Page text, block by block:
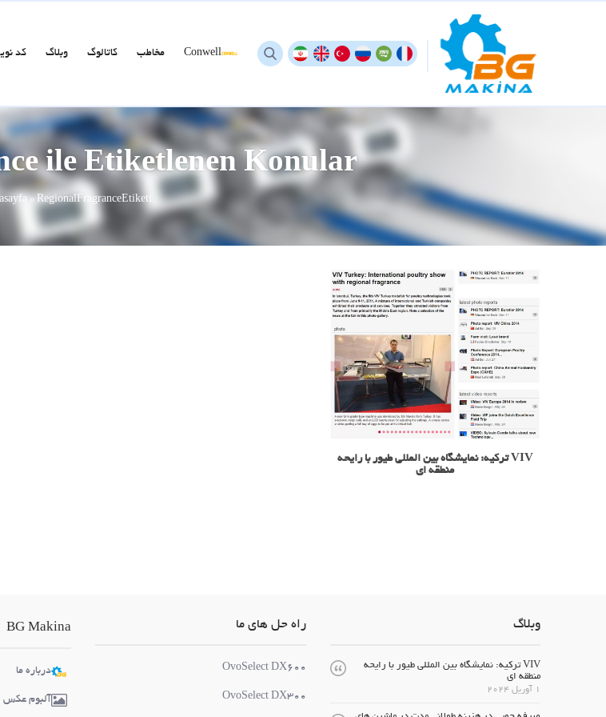
کد وبلاگ کاتالوگ مخاطب Conwell
ile Etiketlenen Konular
» RegionalFragranceEtiketi
VIV ترکیه: نمایشگاه بین المللی طیور با رایحه
منطقه ای
BG Makina
درباره ما
آلبوم عکس
راه حل های ما
OvoSelect DX600
OvoSelect DX300
وبلاگ
VIV ترکیه: نمایشگاه بین المللی طیور با رایحه
منطقه ای
1 آوریل 2024